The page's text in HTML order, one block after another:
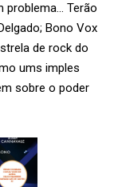
problema… Terão
Bono Vox
de rock do
ums imples
sobre o poder